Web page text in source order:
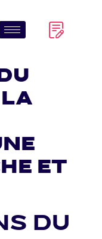
la
et
du